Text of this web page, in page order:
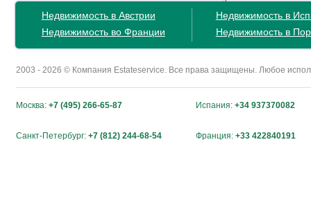
Недвижимость в Австрии
Недвижимость во Франции
Недвижимость в
Недвижимость в
2003 - 2026 © Компания Estateservice. Все права защищены. Любое
Москва: +7 (495) 266-65-87 Испания: +34 937370082
Санкт-Петербург: +7 (812) 244-68-54 Франция: +33 422840191